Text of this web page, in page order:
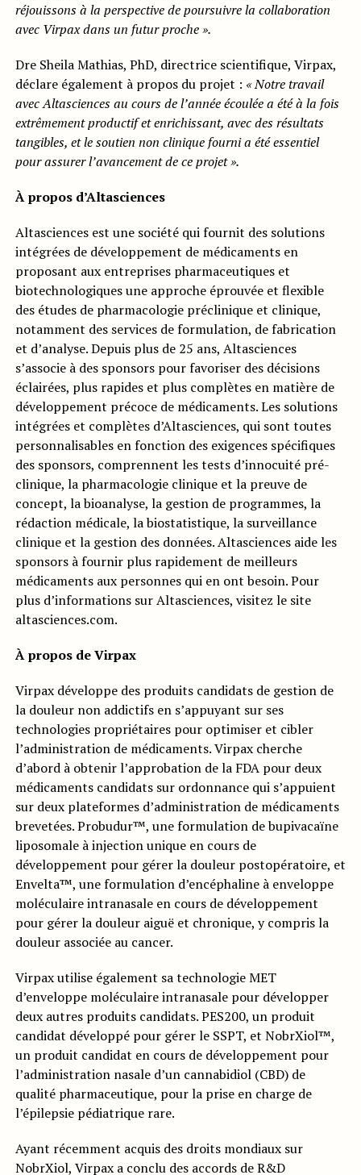
réjouissons à la perspective de poursuivre la collaboration
avec Virpax dans un futur proche ».
Dre Sheila Mathias, PhD, directrice scientifique, Virpax,
déclare également à propos du projet : « Notre travail
avec Altasciences au cours de l’année écoulée a été à la fois
extrêmement productif et enrichissant, avec des résultats
tangibles, et le soutien non clinique fourni a été essentiel
pour assurer l’avancement de ce projet ».
À propos d’Altasciences
Altasciences est une société qui fournit des solutions
intégrées de développement de médicaments en
proposant aux entreprises pharmaceutiques et
biotechnologiques une approche éprouvée et flexible
des études de pharmacologie préclinique et clinique,
notamment des services de formulation, de fabrication
et d’analyse. Depuis plus de 25 ans, Altasciences
s’associe à des sponsors pour favoriser des décisions
éclairées, plus rapides et plus complètes en matière de
développement précoce de médicaments. Les solutions
intégrées et complètes d’Altasciences, qui sont toutes
personnalisables en fonction des exigences spécifiques
des sponsors, comprennent les tests d’innocuité pré-
clinique, la pharmacologie clinique et la preuve de
concept, la bioanalyse, la gestion de programmes, la
rédaction médicale, la biostatistique, la surveillance
clinique et la gestion des données. Altasciences aide les
sponsors à fournir plus rapidement de meilleurs
médicaments aux personnes qui en ont besoin. Pour
plus d’informations sur Altasciences, visitez le site
altasciences.com.
À propos de Virpax
Virpax développe des produits candidats de gestion de
la douleur non addictifs en s’appuyant sur ses
technologies propriétaires pour optimiser et cibler
l’administration de médicaments. Virpax cherche
d’abord à obtenir l’approbation de la FDA pour deux
médicaments candidats sur ordonnance qui s’appuient
sur deux plateformes d’administration de médicaments
brevetées. Probudur™, une formulation de bupivacaïne
liposomale à injection unique en cours de
développement pour gérer la douleur postopératoire, et
Envelta™, une formulation d’encéphaline à enveloppe
moléculaire intranasale en cours de développement
pour gérer la douleur aiguë et chronique, y compris la
douleur associée au cancer.
Virpax utilise également sa technologie MET
d’enveloppe moléculaire intranasale pour développer
deux autres produits candidats. PES200, un produit
candidat développé pour gérer le SSPT, et NobrXiol™,
un produit candidat en cours de développement pour
l’administration nasale d’un cannabidiol (CBD) de
qualité pharmaceutique, pour la prise en charge de
l’épilepsie pédiatrique rare.
Ayant récemment acquis des droits mondiaux sur
NobrXiol, Virpax a conclu des accords de R&D